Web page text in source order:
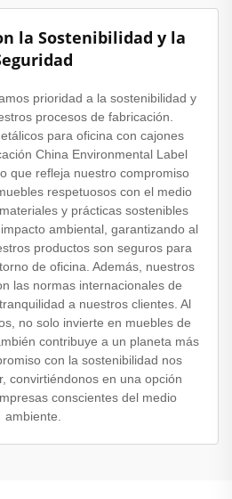
la Sostenibilidad y la
prioridad a la sostenibilidad y
procesos de fabricación.
para oficina con cajones
China Environmental Label
que refleja nuestro compromiso
respetuosos con el medio
y prácticas sostenibles
ambiental, garantizando al
productos son seguros para
de oficina. Además, nuestros
las normas internacionales de
a nuestros clientes. Al
no solo invierte en muebles de
contribuye a un planeta más
con la sostenibilidad nos
convirtiéndonos en una opción
conscientes del medio
ambiente.